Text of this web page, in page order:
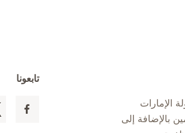
الإمارات
المقيمين بالإضافة إلى
تابعونا